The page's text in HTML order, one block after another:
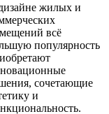
жилых и
всё
популярность
сочетающие
и